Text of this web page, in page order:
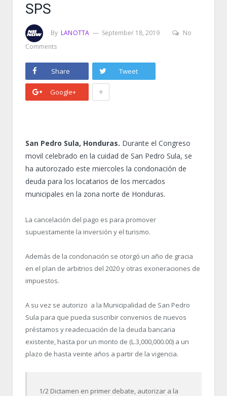
SPS
By LANOTTA September 18, 2019
No
Comments
Share Tweet
Google+ +
San Pedro Sula, Honduras. Durante el Congreso
movil celebrado en la cuidad de San Pedro Sula, se
ha autorozado este miercoles la condonación de
deuda para los locatarios de los mercados
municipales en la zona norte de Honduras.
La cancelación del pago es para promover
supuestamente la inversión y el turismo.
Además de la condonación se otorgó un año de gracia
en el plan de arbitrios del 2020 y otras exoneraciones de
impuestos.
A su vez se autorizo a la Municipalidad de San Pedro
Sula para que pueda suscribir convenios de nuevos
préstamos y readecuación de la deuda bancaria
existente, hasta por un monto de (L.3,000,000.00) a un
plazo de hasta veinte años a partir de la vigencia.
1/2 Dictamen en primer debate, autorizar a la